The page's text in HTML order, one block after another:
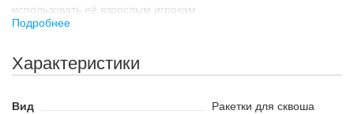
использовать её взрослым игрокам.
Назначение
Ракетка для игры в сквош предназначена для
профессионалов. Это качественный инвентарь, который
Благодаря минимальному весу такая ракетка не будет
Подробнее
Характеристики
Вид
Ракетки для сквоша